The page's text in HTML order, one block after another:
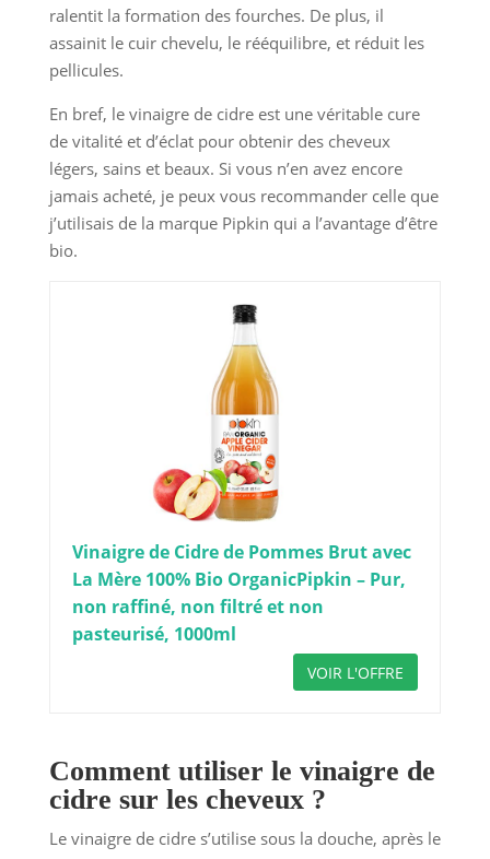
ralentit la formation des fourches. De plus, il
assainit le cuir chevelu, le rééquilibre, et réduit les
pellicules.
En bref, le vinaigre de cidre est une véritable cure
de vitalité et d’éclat pour obtenir des cheveux
légers, sains et beaux. Si vous n’en avez encore
jamais acheté, je peux vous recommander celle que
j’utilisais de la marque Pipkin qui a l’avantage d’être
bio.
Vinaigre de Cidre de Pommes Brut avec
La Mère 100% Bio OrganicPipkin – Pur,
non raffiné, non filtré et non
pasteurisé, 1000ml
VOIR L'OFFRE
Comment utiliser le vinaigre de
cidre sur les cheveux ?
Le vinaigre de cidre s’utilise sous la douche, après le